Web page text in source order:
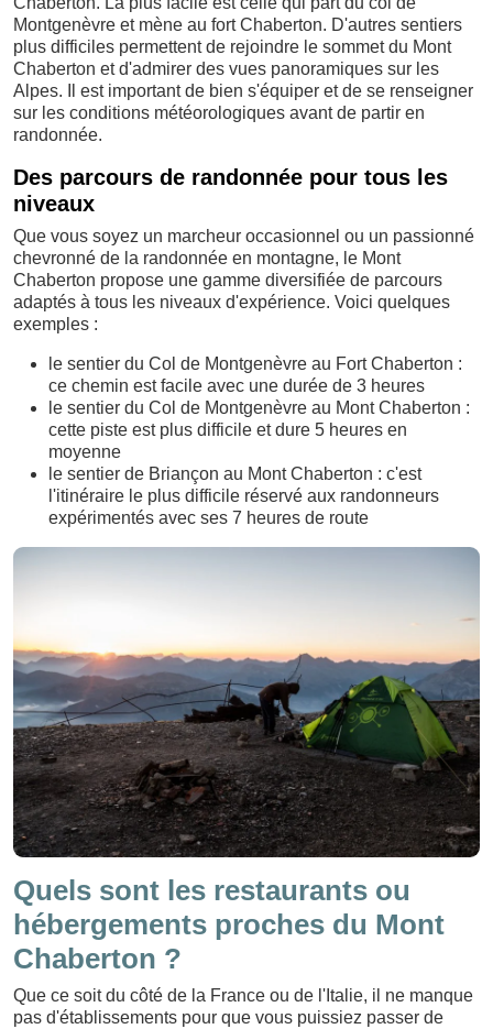
Montgenèvre et mène au fort Chaberton. D'autres sentiers
plus difficiles permettent de rejoindre le sommet du Mont
Chaberton et d'admirer des vues panoramiques sur les
Alpes. Il est important de bien s'équiper et de se renseigner
sur les conditions météorologiques avant de partir en
randonnée.
Des parcours de randonnée pour tous les
niveaux
Que vous soyez un marcheur occasionnel ou un passionné
chevronné de la randonnée en montagne, le Mont
Chaberton propose une gamme diversifiée de parcours
adaptés à tous les niveaux d'expérience. Voici quelques
exemples :
le sentier du Col de Montgenèvre au Fort Chaberton :
ce chemin est facile avec une durée de 3 heures
le sentier du Col de Montgenèvre au Mont Chaberton :
cette piste est plus difficile et dure 5 heures en
moyenne
le sentier de Briançon au Mont Chaberton : c'est
l'itinéraire le plus difficile réservé aux randonneurs
expérimentés avec ses 7 heures de route
Quels sont les restaurants ou
hébergements proches du Mont
Chaberton ?
Que ce soit du côté de la France ou de l'Italie, il ne manque
pas d'établissements pour que vous puissiez passer de